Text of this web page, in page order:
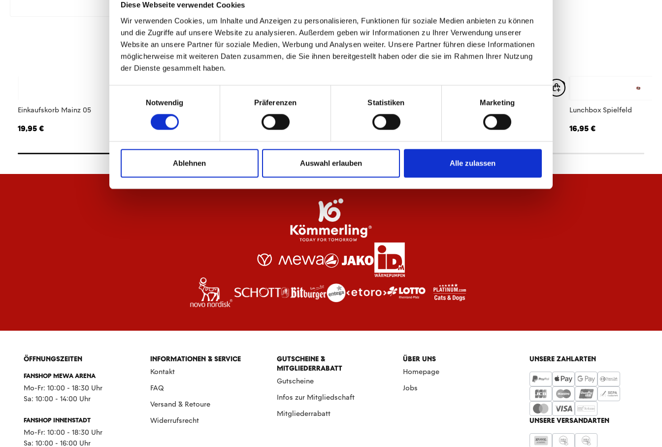
Diese Webseite verwendet Cookies
Wir verwenden Cookies, um Inhalte und Anzeigen zu personalisieren, Funktionen für soziale Medien anbieten zu können
und die Zugriffe auf unsere Website zu analysieren. Außerdem geben wir Informationen zu Ihrer Verwendung unserer
Website an unsere Partner für soziale Medien, Werbung und Analysen weiter. Unsere Partner führen diese Informationen
möglicherweise mit weiteren Daten zusammen, die Sie ihnen bereitgestellt haben oder die sie im Rahmen Ihrer Nutzung
der Dienste gesammelt haben.
Notwendig
Präferenzen Statistiken Marketing
Ablehnen Auswahl erlauben Alle zulassen
ÄHNLICHE PRODUKTE
Einkaufskorb Mainz 05
19,95 €
Trinkflasche Logo
19,95 €
Lunchbox Spielfeld
16,95 €
ÖFFNUNGSZEITEN
FANSHOP MEWA ARENA
Mo-Fr: 10:00 - 18:30 Uhr
Sa: 10:00 - 14:00 Uhr
FANSHOP INNENSTADT
Mo-Fr: 10:00 - 18:30 Uhr
Sa: 10:00 - 16:00 Uhr
INFORMATIONEN & SERVICE
Kontakt
FAQ
Versand & Retoure
Widerrufsrecht
GUTSCHEINE &
MITGLIEDERRABATT
Gutscheine
Infos zur Mitgliedschaft
Mitgliederrabatt
ÜBER UNS
Homepage
Jobs
UNSERE ZAHLARTEN
UNSERE VERSANDARTEN